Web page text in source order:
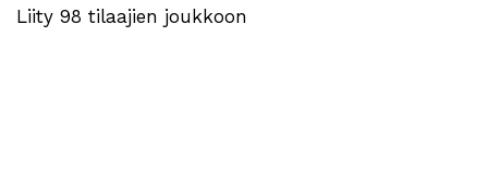
Liity 98 tilaajien joukkoon